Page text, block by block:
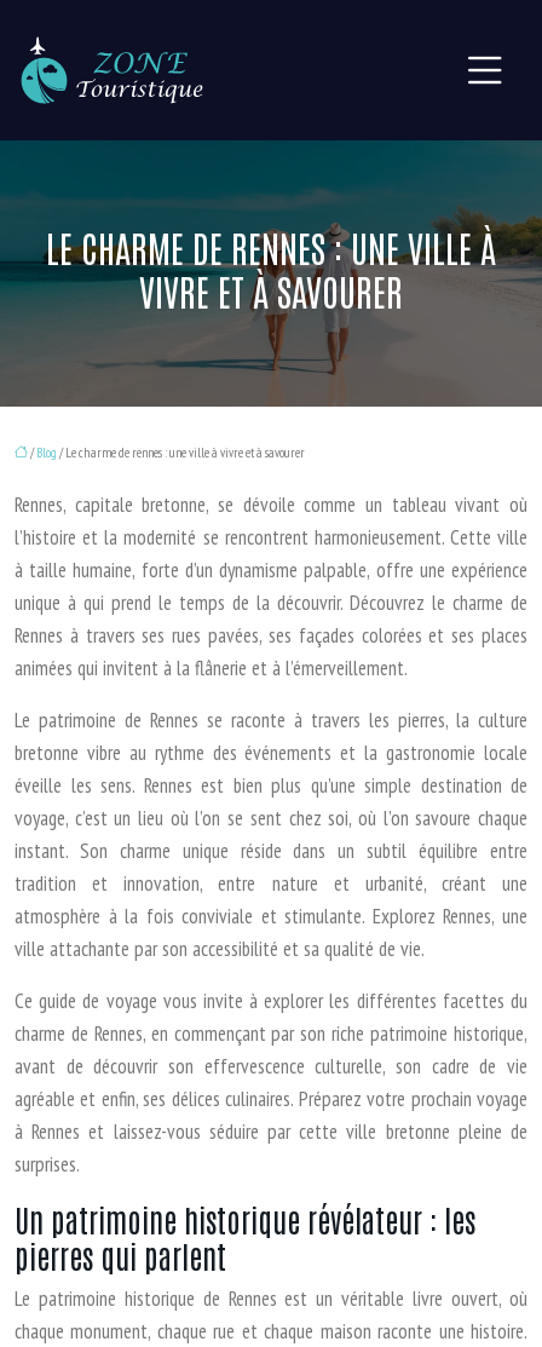
LE CHARME DE RENNES : UNE VILLE À
VIVRE ET À SAVOURER
/Blog / Le charme de rennes : une ville à vivre et à savourer
Rennes, capitale bretonne, se dévoile comme un tableau vivant où
l’histoire et la modernité se rencontrent harmonieusement. Cette ville
à taille humaine, forte d’un dynamisme palpable, offre une expérience
unique à qui prend le temps de la découvrir. Découvrez le charme de
Rennes à travers ses rues pavées, ses façades colorées et ses places
animées qui invitent à la flânerie et à l’émerveillement.
Le patrimoine de Rennes se raconte à travers les pierres, la culture
bretonne vibre au rythme des événements et la gastronomie locale
éveille les sens. Rennes est bien plus qu’une simple destination de
voyage, c’est un lieu où l’on se sent chez soi, où l’on savoure chaque
instant. Son charme unique réside dans un subtil équilibre entre
tradition et innovation, entre nature et urbanité, créant une
atmosphère à la fois conviviale et stimulante. Explorez Rennes, une
ville attachante par son accessibilité et sa qualité de vie.
Ce guide de voyage vous invite à explorer les différentes facettes du
charme de Rennes, en commençant par son riche patrimoine historique,
avant de découvrir son effervescence culturelle, son cadre de vie
agréable et enfin, ses délices culinaires. Préparez votre prochain voyage
à Rennes et laissez-vous séduire par cette ville bretonne pleine de
surprises.
Un patrimoine historique révélateur : les
pierres qui parlent
Le patrimoine historique de Rennes est un véritable livre ouvert, où
chaque monument, chaque rue et chaque maison raconte une histoire.